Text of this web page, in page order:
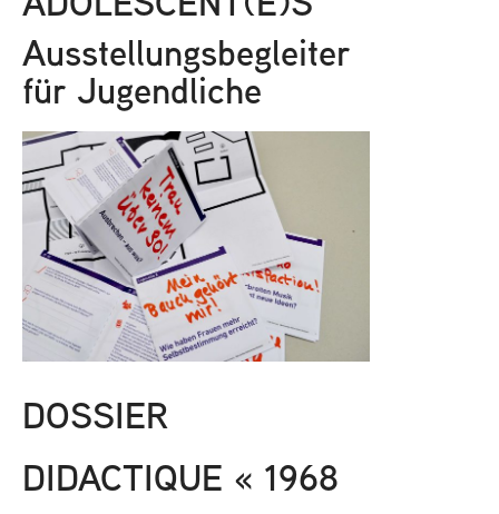
Ausstellungsbegleiter
für Jugendliche
DOSSIER
DIDACTIQUE « 1968